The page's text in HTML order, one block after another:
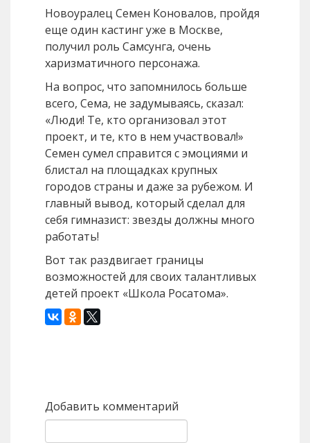
Новоуралец Семен Коновалов, пройдя
еще один кастинг уже в Москве,
получил роль Самсунга, очень
харизматичного персонажа.
На вопрос, что запомнилось больше
всего, Сема, не задумываясь, сказал:
«Люди! Те, кто организовал этот
проект, и те, кто в нем участвовал!»
Семен сумел справится с эмоциями и
блистал на площадках крупных
городов страны и даже за рубежом. И
главный вывод, который сделал для
себя гимназист: звезды должны много
работать!
Вот так раздвигает границы
возможностей для своих талантливых
детей проект «Школа Росатома».
Добавить комментарий